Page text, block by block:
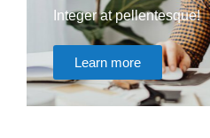
Integer at pellentesque!
Learn more